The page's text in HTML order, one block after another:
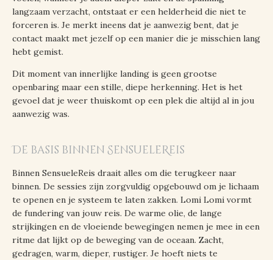
langzaam verzacht, ontstaat er een helderheid die niet te
forceren is. Je merkt ineens dat je aanwezig bent, dat je
contact maakt met jezelf op een manier die je misschien lang
hebt gemist.
Dit moment van innerlijke landing is geen grootse
openbaring maar een stille, diepe herkenning. Het is het
gevoel dat je weer thuiskomt op een plek die altijd al in jou
aanwezig was.
De basis binnen SensueleReis
Binnen SensueleReis draait alles om die terugkeer naar
binnen. De sessies zijn zorgvuldig opgebouwd om je lichaam
te openen en je systeem te laten zakken. Lomi Lomi vormt
de fundering van jouw reis. De warme olie, de lange
strijkingen en de vloeiende bewegingen nemen je mee in een
ritme dat lijkt op de beweging van de oceaan. Zacht,
gedragen, warm, dieper, rustiger. Je hoeft niets te